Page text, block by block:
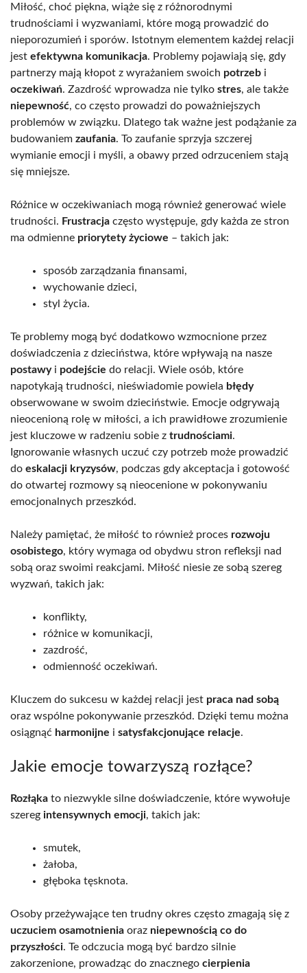
Miłość, choć piękna, wiąże się z różnorodnymi
trudnościami i wyzwaniami, które mogą prowadzić do
nieporozumień i sporów. Istotnym elementem każdej relacji
jest efektywna komunikacja. Problemy pojawiają się, gdy
partnerzy mają kłopot z wyrażaniem swoich potrzeb i
oczekiwań. Zazdrość wprowadza nie tylko stres, ale także
niepewność, co często prowadzi do poważniejszych
problemów w związku. Dlatego tak ważne jest podążanie za
budowaniem zaufania. To zaufanie sprzyja szczerej
wymianie emocji i myśli, a obawy przed odrzuceniem stają
się mniejsze.
Różnice w oczekiwaniach mogą również generować wiele
trudności. Frustracja często występuje, gdy każda ze stron
ma odmienne priorytety życiowe – takich jak:
sposób zarządzania finansami,
wychowanie dzieci,
styl życia.
Te problemy mogą być dodatkowo wzmocnione przez
doświadczenia z dzieciństwa, które wpływają na nasze
postawyi podejście do relacji. Wiele osób, które
napotykają trudności, nieświadomie powiela błędy
obserwowane w swoim dzieciństwie. Emocje odgrywają
nieocenioną rolę w miłości, a ich prawidłowe zrozumienie
jest kluczowe w radzeniu sobie z trudnościami.
Ignorowanie własnych uczuć czy potrzeb może prowadzić
do eskalacji kryzysów, podczas gdy akceptacja i gotowość
do otwartej rozmowy są nieocenione w pokonywaniu
emocjonalnych przeszkód.
Należy pamiętać, że miłość to również proces rozwoju
osobistego, który wymaga od obydwu stron refleksji nad
sobą oraz swoimi reakcjami. Miłość niesie ze sobą szereg
wyzwań, takich jak:
konflikty,
różnice w komunikacji,
zazdrość,
odmienność oczekiwań.
Kluczem do sukcesu w każdej relacji jest praca nad sobą
oraz wspólne pokonywanie przeszkód. Dzięki temu można
osiągnąć harmonijne i satysfakcjonujące relacje.
Jakie emocje towarzyszą rozłące?
Rozłąka to niezwykle silne doświadczenie, które wywołuje
szereg intensywnych emocji, takich jak:
smutek,
żałoba,
głęboka tęsknota.
Osoby przeżywające ten trudny okres często zmagają się z
uczuciem osamotnienia oraz niepewnością co do
przyszłości. Te odczucia mogą być bardzo silnie
zakorzenione, prowadząc do znacznego cierpienia